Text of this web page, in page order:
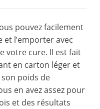
pouvez facilement
l’emporter avec
votre cure. Il est fait
en carton léger et
poids de
en avez assez pour
et des résultats